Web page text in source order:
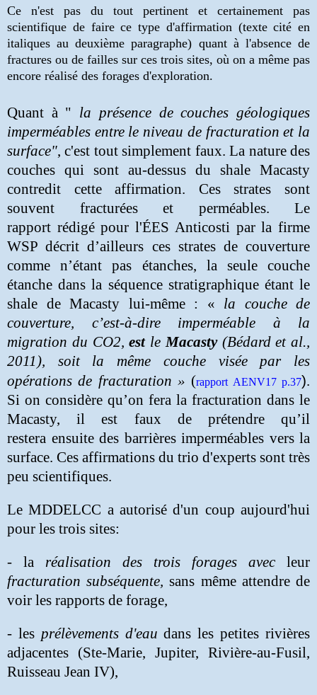
Ce n'est pas du tout pertinent et certainement pas
scientifique de faire ce type d'affirmation (texte cité en
italiques au deuxième paragraphe) quant à l'absence de
fractures ou de failles sur ces trois sites, où on a même pas
encore réalisé des forages d'exploration.
Quant à " la présence de couches géologiques
imperméables entre le niveau de fracturation et la
surface", c'est tout simplement faux. La nature des
couches qui sont au-dessus du shale Macasty
contredit cette affirmation. Ces strates sont
souvent fracturées et perméables. Le
rapport rédigé pour l'ÉES Anticosti par la firme
WSP décrit d’ailleurs ces strates de couverture
comme n’étant pas étanches, la seule couche
étanche dans la séquence stratigraphique étant le
shale de Macasty lui-même : « la couche de
couverture, c’est-à-dire imperméable à la
migration du CO2,est leMacasty(Bédard et al.,
2011), soit la même couche visée par les
opérations de fracturation » (rapport AENV17 p.37).
Si on considère qu’on fera la fracturation dans le
Macasty, il est faux de prétendre qu’il
restera ensuite des barrières imperméables vers la
surface. Ces affirmations du trio d'experts sont très
peu scientifiques.
Le MDDELCC a autorisé d'un coup aujourd'hui
pour les trois sites:
- la réalisation des trois forages avec leur
fracturation subséquente,sans même attendre de
voir les rapports de forage,
- les prélèvements d'eau dans les petites rivières
adjacentes (Ste-Marie, Jupiter, Rivière-au-Fusil,
Ruisseau Jean IV),